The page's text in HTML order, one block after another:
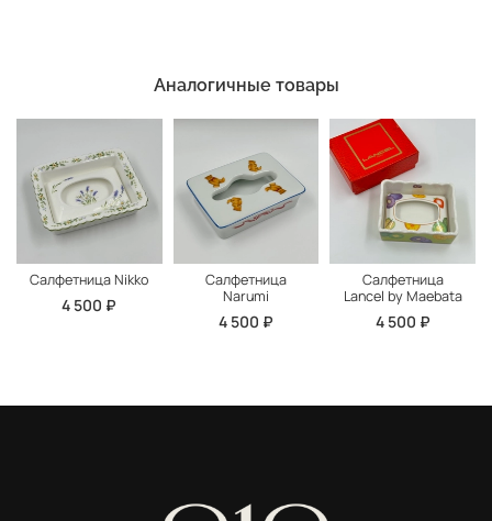
Аналогичные товары
Салфетница Nikko
4 500 ₽
Салфетница
Narumi
4 500 ₽
Салфетница
Lancel by Maebata
4 500 ₽